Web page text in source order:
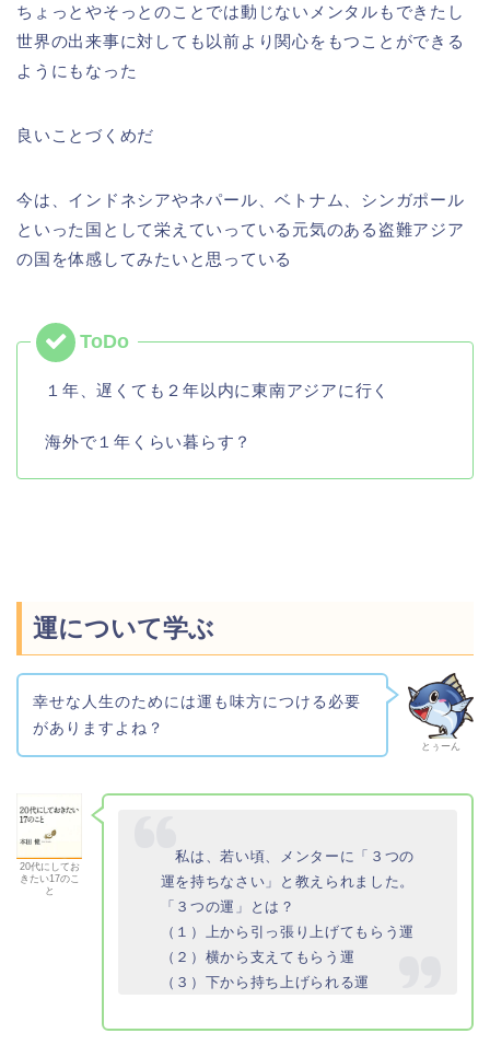
ちょっとやそっとのことでは動じないメンタルもできたし
世界の出来事に対しても以前より関心をもつことができる
ようにもなった
良いことづくめだ
今は、インドネシアやネパール、ベトナム、シンガポール
といった国として栄えていっている元気のある盗難アジア
の国を体感してみたいと思っている
１年、遅くても２年以内に東南アジアに行く
海外で１年くらい暮らす？
運について学ぶ
とぅーん
幸せな人生のためには運も味方につける必要
がありますよね？
20代にしてお
きたい17のこ
と
私は、若い頃、メンターに「３つの
運を持ちなさい」と教えられました。
「３つの運」とは？
（１）上から引っ張り上げてもらう運
（２）横から支えてもらう運
（３）下から持ち上げられる運